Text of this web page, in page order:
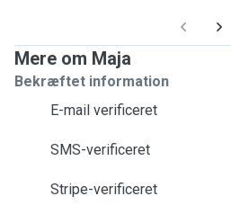
Mere om Maja
Bekræftet information
E-mail verificeret
SMS-verificeret
Stripe-verificeret